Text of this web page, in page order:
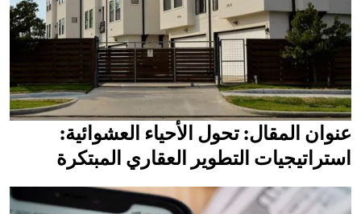
عنوان المقال: تحول الأحياء العشوائية:
استراتيجيات التطوير العقاري المبتكرة